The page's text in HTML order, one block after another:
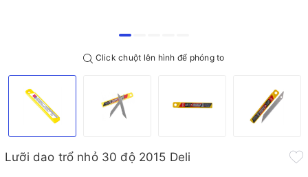
Click chuột lên hình để phóng to
Lưỡi dao trổ nhỏ 30 độ 2015 Deli